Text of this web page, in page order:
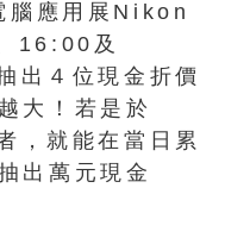
腦應用展Nikon
16:00及
出４位現金折價
大！若是於
，就能在當日累
出萬元現金